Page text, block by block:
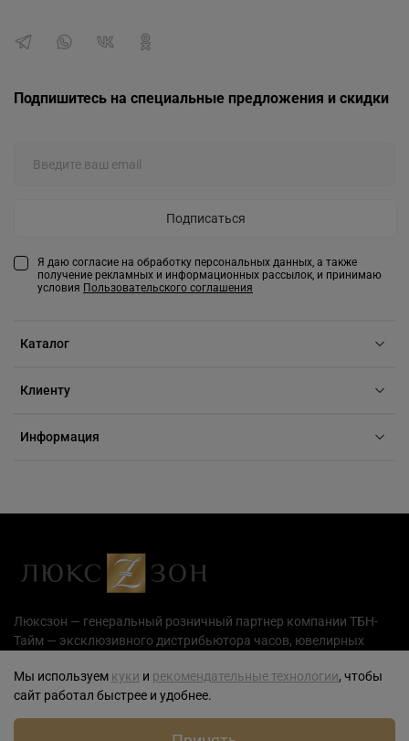
Каталог
Клиенту
Информация
Подпишитесь на специальные предложения и скидки
Подписаться
Я даю согласие на обработку персональных данных, а также
получение рекламных и информационных рассылок, и принимаю
условия Пользовательского соглашения
Люксзон — генеральный розничный партнер компании ТБН-
Тайм — эксклюзивного дистрибьютора часов, ювелирных
Мы используем куки и рекомендательные технологии, чтобы
сайт работал быстрее и удобнее.